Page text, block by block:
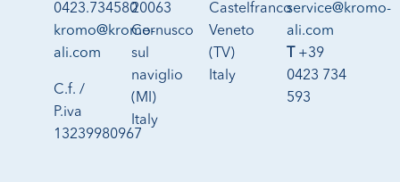
0423.734580
kromo@kromo-
ali.com
C.f. /
P.iva
13239980967
20063
Cernusco
sul
naviglio
(MI)
Italy
Castelfranco
Veneto
(TV)
Italy
service@kromo-
ali.com
+39
0423 734
593